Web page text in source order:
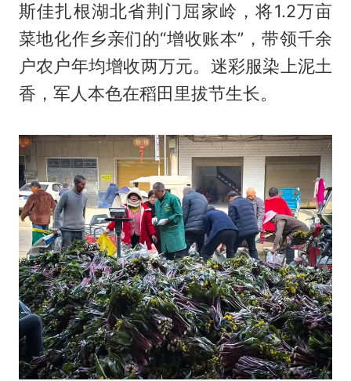
斯佳扎根湖北省荆门屈家岭，将1.2万亩
菜地化作乡亲们的“增收账本”，带领千余
户农户年均增收两万元。迷彩服染上泥土
香，军人本色在稻田里拔节生长。